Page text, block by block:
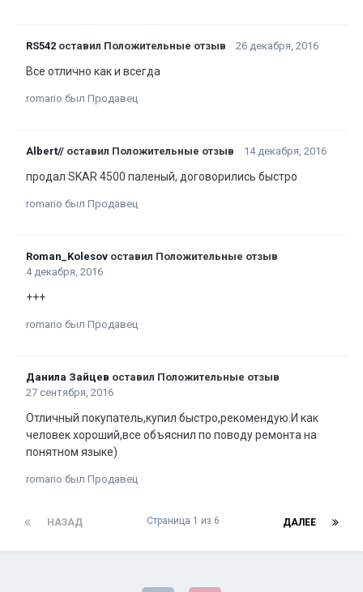
RS542 оставил Положительные отзыв 26 декабря, 2016
Все отлично как и всегда
romario был Продавец
Albert// оставил Положительные отзыв 14 декабря, 2016
продал SKAR 4500 паленый, договорились быстро
romario был Продавец
Roman_Kolesov оставил Положительные отзыв
4 декабря, 2016
+++
romario был Продавец
Данила Зайцев оставил Положительные отзыв
27 сентября, 2016
Отличный покупатель,купил быстро,рекомендую.И как
человек хороший,все объяснил по поводу ремонта на
понятном языке)
romario был Продавец
НАЗАД ДАЛЕЕ
Страница 1 из 6